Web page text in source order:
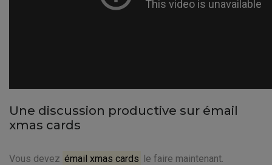
Une discussion productive sur émail
xmas cards
Vous devez émail xmas cards le faire maintenant.